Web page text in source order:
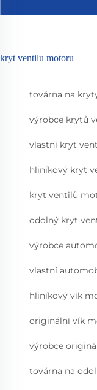
kryt ventilu motoru
továrna na
výrobce krytů
vlastní kryt
hliníkový kryt
kryt ventilů
odolný kryt
výrobce
vlastní
hliníkový vík
originální vík
výrobce
továrna na